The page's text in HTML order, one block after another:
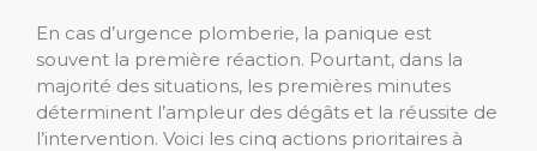
En cas d’urgence plomberie, la panique est
souvent la première réaction. Pourtant, dans la
majorité des situations, les premières minutes
déterminent l’ampleur des dégâts et la réussite de
l’intervention. Voici les cinq actions prioritaires à